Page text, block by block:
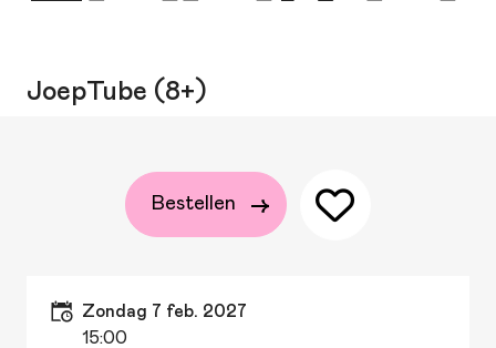
JoepTube (8+)
Bestellen
zondag 7 feb. 2027
15:00